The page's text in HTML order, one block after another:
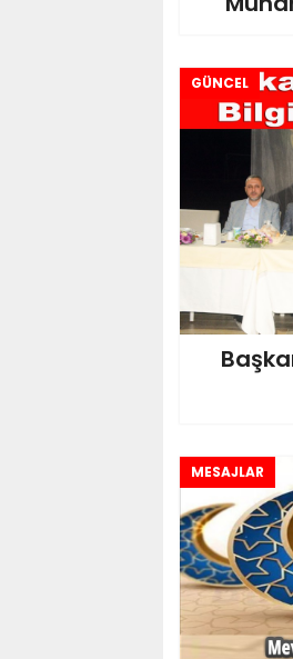
GÜNCEL
MESAJLAR